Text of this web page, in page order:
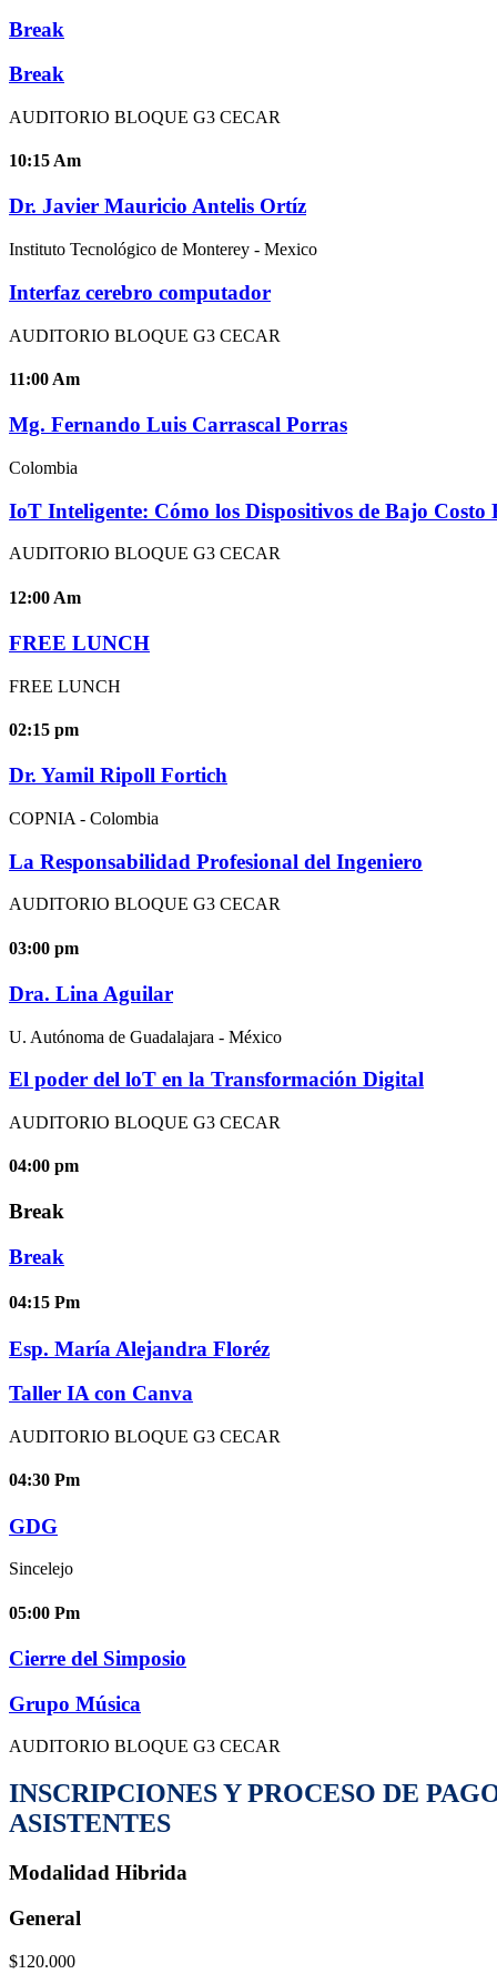
Break
Break
AUDITORIO BLOQUE G3 CECAR
10:15 Am
Dr. Javier Mauricio Antelis Ortíz
Instituto Tecnológico de Monterey - Mexico
Interfaz cerebro computador
AUDITORIO BLOQUE G3 CECAR
11:00 Am
Mg. Fernando Luis Carrascal Porras
Colombia
IoT Inteligente: Cómo los Dispositivos de Bajo
AUDITORIO BLOQUE G3 CECAR
12:00 Am
FREE LUNCH
FREE LUNCH
02:15 pm
Dr. Yamil Ripoll Fortich
COPNIA - Colombia
La Responsabilidad Profesional del Ingeniero
AUDITORIO BLOQUE G3 CECAR
03:00 pm
Dra. Lina Aguilar
U. Autónoma de Guadalajara - México
El poder del loT en la Transformación Digital
AUDITORIO BLOQUE G3 CECAR
04:00 pm
Break
Break
04:15 Pm
Esp. María Alejandra Floréz
Taller IA con Canva
AUDITORIO BLOQUE G3 CECAR
04:30 Pm
GDG
Sincelejo
05:00 Pm
Cierre del Simposio
Grupo Música
AUDITORIO BLOQUE G3 CECAR
INSCRIPCIONES Y PROCESO DE
ASISTENTES
Modalidad Hibrida
General
$120.000